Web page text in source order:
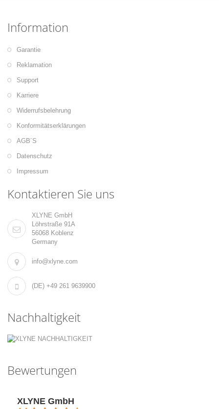
Information
Garantie
Reklamation
Support
Karriere
Widerrufsbelehrung
Konformitätserklärungen
AGB´S
Datenschutz
Impressum
Kontaktieren Sie uns
XLYNE GmbH
Löhrstraße 91A
56068 Koblenz
Germany
info@xlyne.com
(DE) +49 261 9639900
Nachhaltigkeit
Bewertungen
XLYNE GmbH